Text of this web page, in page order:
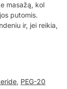
masažą, kol
putomis.
ir, jei reikia,
, PEG-20